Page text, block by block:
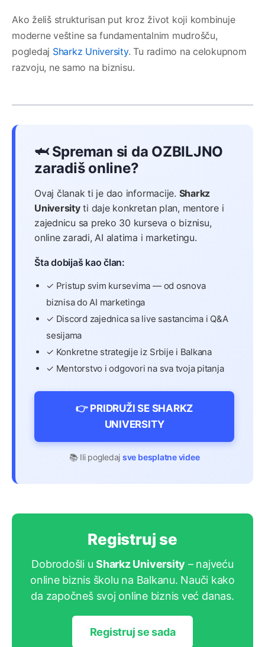
Ako želiš strukturisan put kroz život koji kombinuje
moderne veštine sa fundamentalnim mudrošču,
pogledaj Sharkz University. Tu radimo na celokupnom
razvoju, ne samo na biznisu.
🦈 Spreman si da OZBILJNO
zaradiš online?
Ovaj članak ti je dao informacije. Sharkz
Universityti daje konkretan plan, mentore i
zajednicu sa preko 30 kurseva o biznisu,
online zaradi, AI alatima i marketingu.
Šta dobijaš kao član:
✓ Pristup svim kursevima — od osnova
biznisa do AI marketinga
✓ Discord zajednica sa live sastancima i Q&A
sesijama
✓ Konkretne strategije iz Srbije i Balkana
✓ Mentorstvo i odgovori na sva tvoja pitanja
👉 PRIDRUŽI SE SHARKZ
UNIVERSITY
📚 Ili pogledaj sve besplatne videe
Registruj se
Dobrodošli uSharkz University – najveću
online biznis školu na Balkanu. Nauči kako
da započneš svoj online biznis već danas.
Registruj se sada